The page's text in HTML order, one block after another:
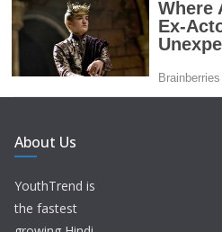
About Us
YouthTrend is
the fastest